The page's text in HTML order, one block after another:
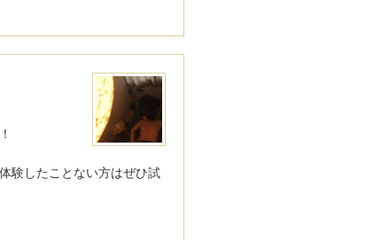
験したことない方はぜひ試